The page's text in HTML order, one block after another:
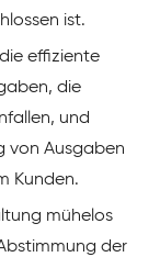
ist.
effiziente
die
und
von Ausgaben
Kunden.
mühelos
der